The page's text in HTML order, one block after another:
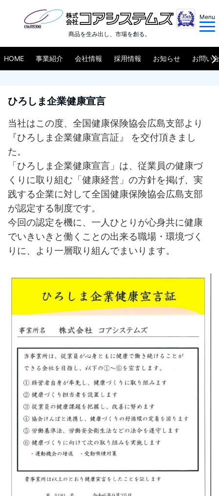
商品を生み出し、市場を創る。
Menu
HOME 事業紹介 会社情報 採用情報 お知らせ お問い
ひろしま企業健康宣言
当社はこの度、全国健康保険協会広島支部より
『ひろしま企業健康宣言証』 を交付頂きまし
た。
「ひろしま企業健康宣言」は、従業員の健康づ
くりに取り組む「健康経営」の方針を掲げ、実
践する企業に対して全国健康保険協会広島支部
が認定する制度です。
今回の認定を機に、一人ひとりが心身共に健康
でいきいきと働くことの出来る職場・環境づく
りに、より一層取り組んでまいります。